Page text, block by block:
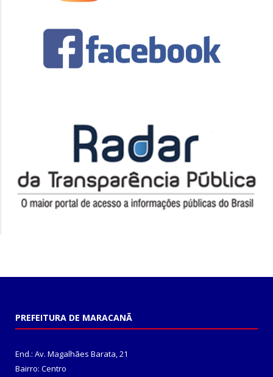
PREFEITURA DE MARACANÃ
End.: Av. Magalhães Barata, 21
Bairro: Centro